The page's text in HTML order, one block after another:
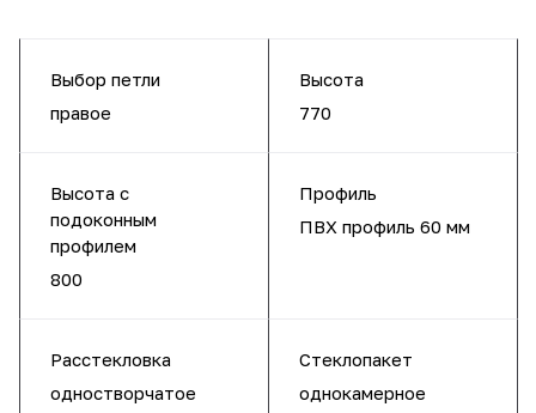
Выбор петли
правое
Высота
770
Высота с
подоконным
профилем
800
Профиль
ПВХ профиль 60 мм
Расстекловка
одностворчатое
Стеклопакет
однокамерное